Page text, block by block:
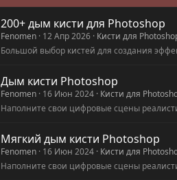
200+ дым кисти для Photoshop
Fenomen 12 Апр 2026 Кисти для
Большой выбор кистей для создания
Дым кисти Photoshop
Fenomen 16 Июн 2024 Кисти для
Наполните свои цифровые сцены
Мягкий дым кисти Photoshop
Fenomen 16 Июн 2024 Кисти для
Наполните свои цифровые сцены